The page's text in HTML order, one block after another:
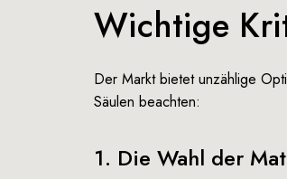
Wichtige
Der Markt bietet unzählige
Säulen beachten:
1. Die Wahl der